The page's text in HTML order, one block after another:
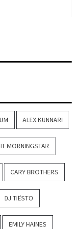
ALEX KUNNARI
MORNINGSTAR
CARY BROTHERS
DJ TIËSTO
EMILY HAINES